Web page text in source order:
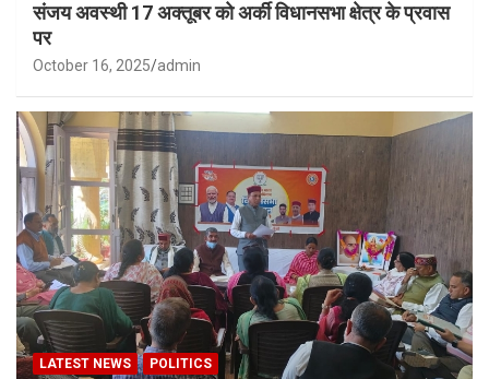
संजय अवस्थी 17 अक्तूबर को अर्की विधानसभा क्षेत्र के प्रवास
पर
October 16, 2025 admin
LATEST NEWS POLITICS